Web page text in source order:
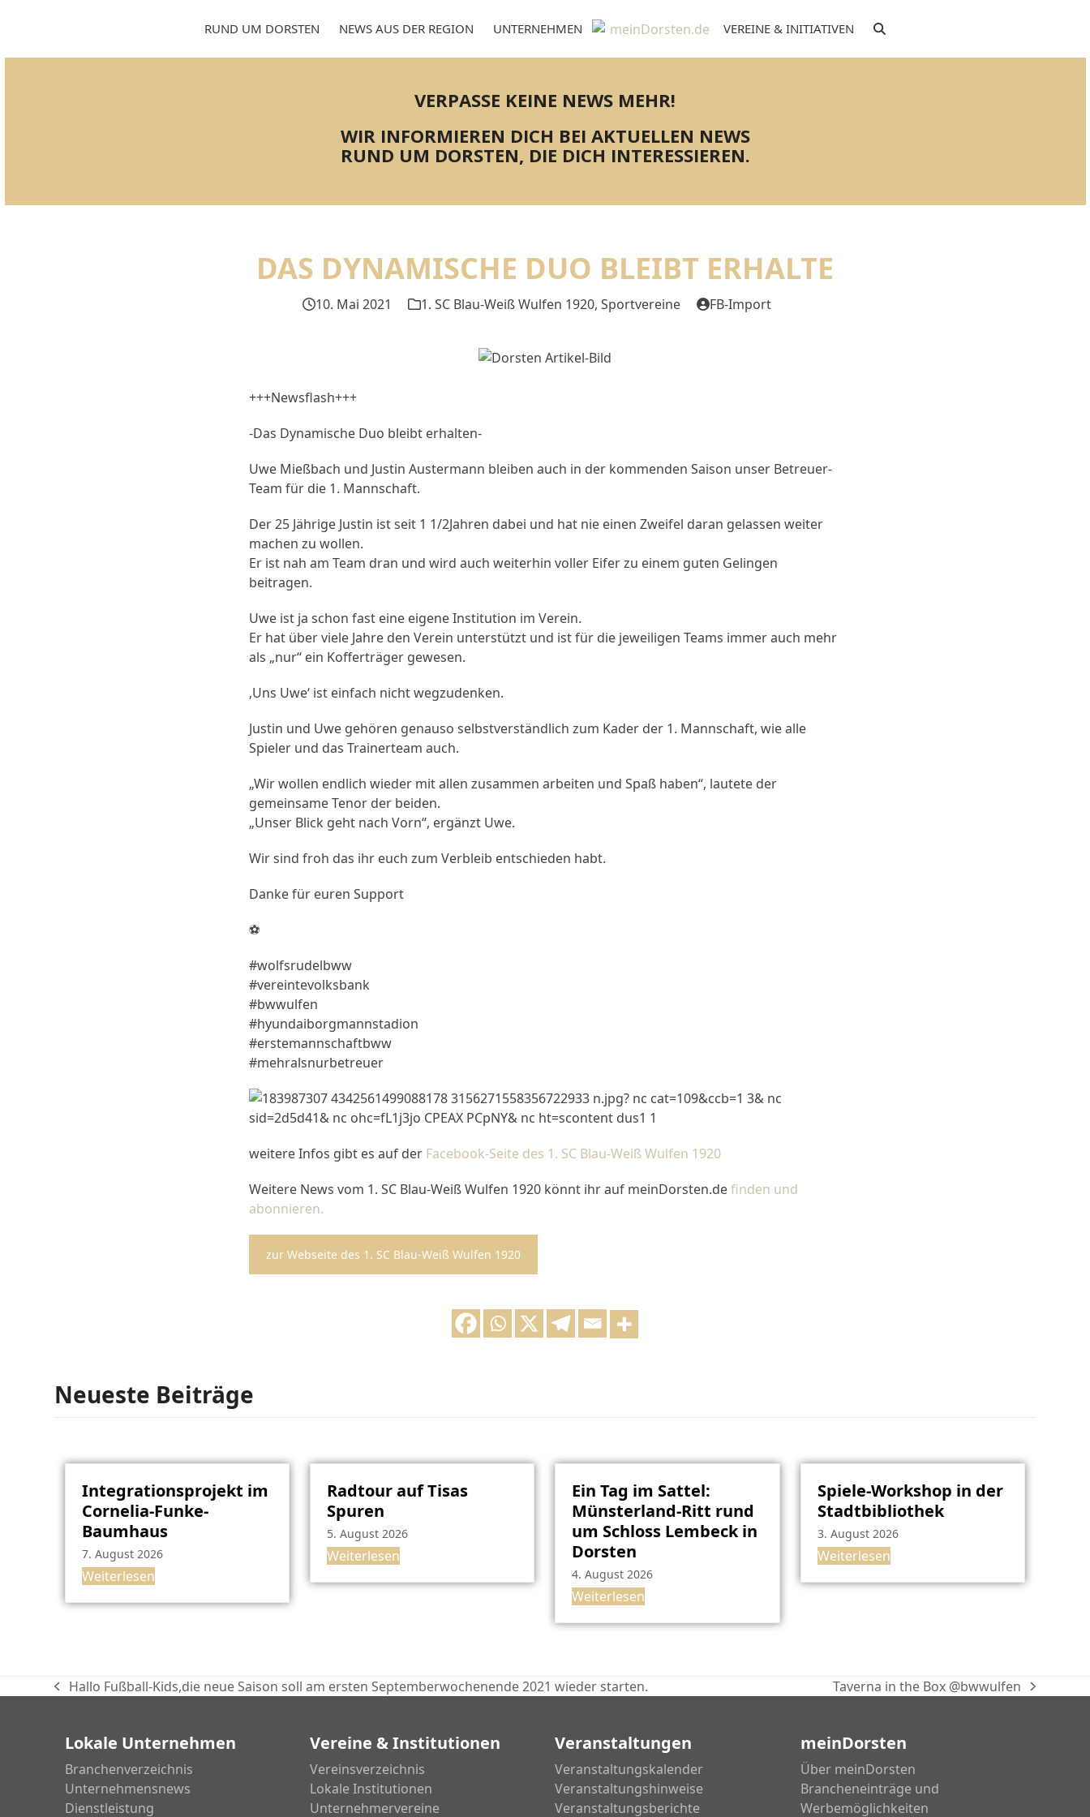
RUND UM DORSTEN NEWS AUS DER REGION UNTERNEHMEN VEREINE & INITIATIVEN
VERPASSE KEINE NEWS MEHR!
WIR INFORMIEREN DICH BEI AKTUELLEN NEWS
RUND UM DORSTEN, DIE DICH INTERESSIEREN.
DAS DYNAMISCHE DUO BLEIBT ERHALTE
10. Mai 2021 1. SC Blau-Weiß Wulfen 1920, Sportvereine FB-Import
+++Newsflash+++
-Das Dynamische Duo bleibt erhalten-
Uwe Mießbach und Justin Austermann bleiben auch in der kommenden Saison unser Betreuer-
Team für die 1. Mannschaft.
Der 25 Jährige Justin ist seit 1 1/2Jahren dabei und hat nie einen Zweifel daran gelassen weiter
machen zu wollen.
Er ist nah am Team dran und wird auch weiterhin voller Eifer zu einem guten Gelingen
beitragen.
Uwe ist ja schon fast eine eigene Institution im Verein.
Er hat über viele Jahre den Verein unterstützt und ist für die jeweiligen Teams immer auch mehr
als „nur“ ein Kofferträger gewesen.
‚Uns Uwe‘ ist einfach nicht wegzudenken.
Justin und Uwe gehören genauso selbstverständlich zum Kader der 1. Mannschaft, wie alle
Spieler und das Trainerteam auch.
„Wir wollen endlich wieder mit allen zusammen arbeiten und Spaß haben“, lautete der
gemeinsame Tenor der beiden.
„Unser Blick geht nach Vorn“, ergänzt Uwe.
Wir sind froh das ihr euch zum Verbleib entschieden habt.
Danke für euren Support
⚽
#wolfsrudelbww
#vereintevolksbank
#bwwulfen
#hyundaiborgmannstadion
#erstemannschaftbww
#mehralsnurbetreuer
weitere Infos gibt es auf der Facebook-Seite des 1. SC Blau-Weiß Wulfen 1920
Weitere News vom 1. SC Blau-Weiß Wulfen 1920 könnt ihr auf meinDorsten.definden und
abonnieren.
zur Webseite des 1. SC Blau-Weiß Wulfen 1920
Neueste Beiträge
Integrationsprojekt im
Cornelia-Funke-
Baumhaus
7. August 2026
Weiterlesen
Radtour auf Tisas
Spuren
5. August 2026
Weiterlesen
Ein Tag im Sattel:
Münsterland-Ritt rund
um Schloss Lembeck in
Dorsten
4. August 2026
Weiterlesen
Spiele-Workshop in der
Stadtbibliothek
3. August 2026
Weiterlesen
vorheriger
Hallo Fußball-Kids,die neue Saison soll am ersten Septemberwochenende 2021 wieder starten.
Nächster
Taverna in the Box @bwwulfen
Lokale Unternehmen
Branchenverzeichnis
Unternehmensnews
Dienstleistung
Vereine & Institutionen
Vereinsverzeichnis
Lokale Institutionen
Unternehmervereine
Veranstaltungen
Veranstaltungskalender
Veranstaltungshinweise
Veranstaltungsberichte
meinDorsten
Über meinDorsten
Brancheneinträge und
Werbemöglichkeiten